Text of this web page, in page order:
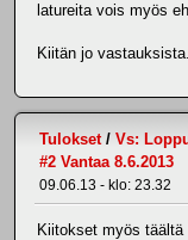
latureita vois myös
Kiitän jo vastauksista.
Tulokset/ Vs:
#2 Vantaa 8.6.2013
09.06.13 - klo: 23.32
Kiitokset myös